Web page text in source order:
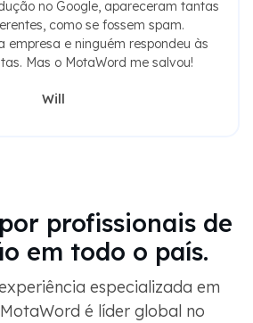
no Google, apareceram tantas
como se fossem spam.
empresa e ninguém respondeu às
Mas o MotaWord me salvou!
Will
profissionais de
em todo o país.
especializada em
é líder global no